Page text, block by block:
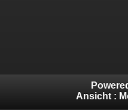
Ansicht :